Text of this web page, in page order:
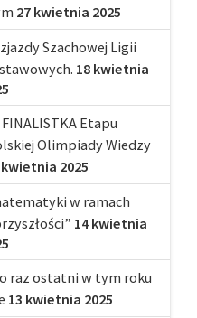
27 kwietnia 2025
Szachowej Ligii
18 kwietnia
Etapu
Olimpiady Wiedzy
kwietnia 2025
w ramach
14 kwietnia
raz ostatni w tym roku
13 kwietnia 2025